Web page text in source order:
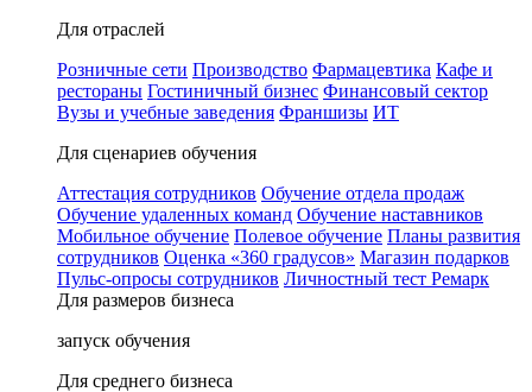
Для отраслей
Розничные сети Производство Фармацевтика Кафе и
рестораны Гостиничный бизнес Финансовый сектор
Вузы и учебные заведения Франшизы ИТ
Для сценариев обучения
Аттестация сотрудников Обучение отдела продаж
Обучение удаленных команд Обучение наставников
Мобильное обучение Полевое обучение Планы развития
сотрудников Оценка «360 градусов» Магазин подарков
Пульс-опросы сотрудников Личностный тест Ремарк
Для размеров бизнеса
запуск обучения
Для среднего бизнеса